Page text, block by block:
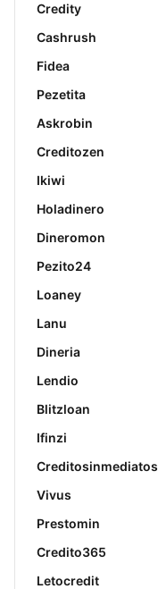
Credity
Cashrush
Fidea
Pezetita
Askrobin
Creditozen
Ikiwi
Holadinero
Dineromon
Pezito24
Loaney
Lanu
Dineria
Lendio
Blitzloan
Ifinzi
Creditosinmediatos
Vivus
Prestomin
Credito365
Letocredit